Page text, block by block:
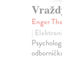
Enger
|